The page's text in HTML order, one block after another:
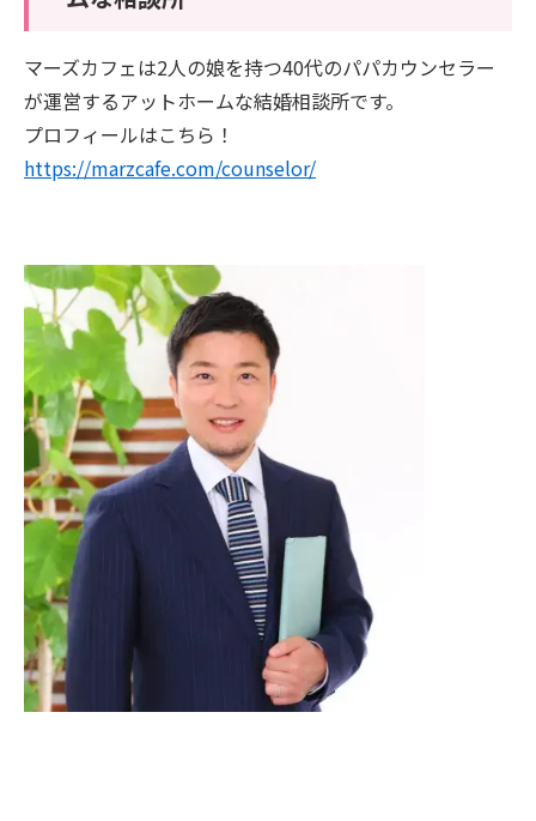
マーズカフェは2人の娘を持つ40代のパパカウンセラー
が運営するアットホームな結婚相談所です。
プロフィールはこちら！
https://marzcafe.com/counselor/